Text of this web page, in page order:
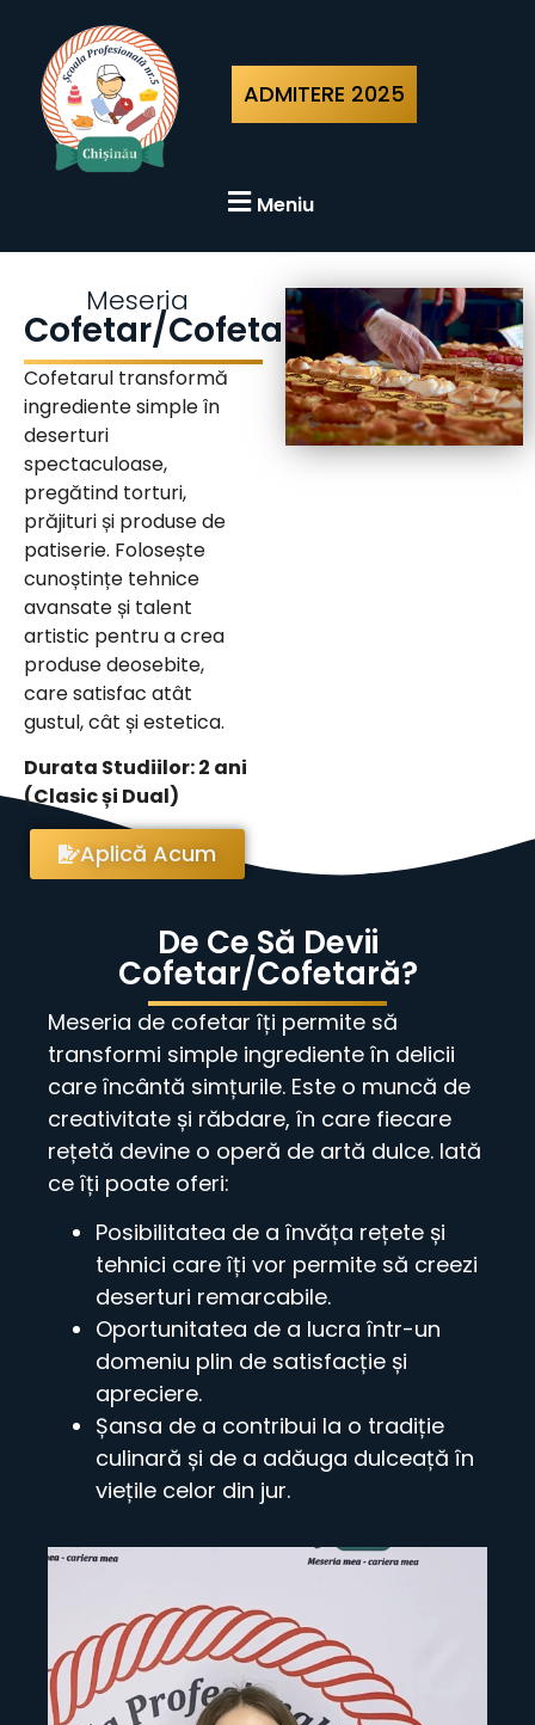
ADMITERE 2025
Meniu
Meseria
Cofetar/Cofetară
Cofetarul transformă
ingrediente simple în
deserturi
spectaculoase,
pregătind torturi,
prăjituri și produse de
patiserie. Folosește
cunoștințe tehnice
avansate și talent
artistic pentru a crea
produse deosebite,
care satisfac atât
gustul, cât și estetica.
Durata Studiilor: 2 ani
(Clasic și Dual)
Aplică Acum
De Ce Să Devii
Cofetar/Cofetară?
Meseria de cofetar îți permite să
transformi simple ingrediente în delicii
care încântă simțurile. Este o muncă de
creativitate și răbdare, în care fiecare
rețetă devine o operă de artă dulce. Iată
ce îți poate oferi:
Posibilitatea de a învăța rețete și
tehnici care îți vor permite să creezi
deserturi remarcabile.
Oportunitatea de a lucra într-un
domeniu plin de satisfacție și
apreciere.
Șansa de a contribui la o tradiție
culinară și de a adăuga dulceață în
viețile celor din jur.